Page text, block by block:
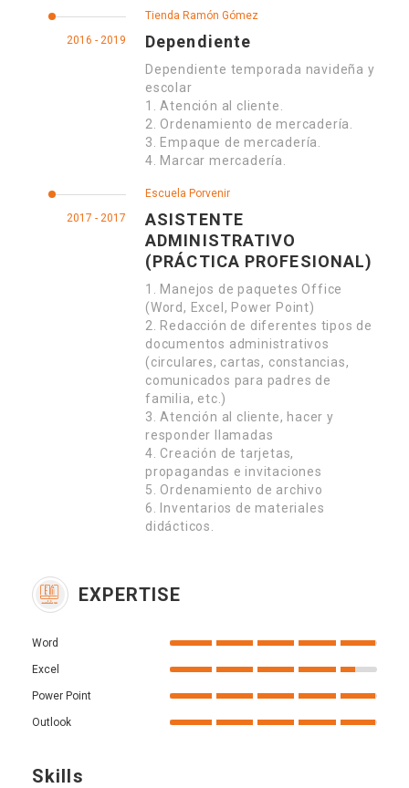
2016 - 2019
Tienda Ramón Gómez
Dependiente
Dependiente temporada navideña y
escolar
1. Atención al cliente.
2. Ordenamiento de mercadería.
3. Empaque de mercadería.
4. Marcar mercadería.
2017 - 2017
Escuela Porvenir
ASISTENTE
ADMINISTRATIVO
(PRÁCTICA PROFESIONAL)
1. Manejos de paquetes Office
(Word, Excel, Power Point)
2. Redacción de diferentes tipos de
documentos administrativos
(circulares, cartas, constancias,
comunicados para padres de
familia, etc.)
3. Atención al cliente, hacer y
responder llamadas
4. Creación de tarjetas,
propagandas e invitaciones
5. Ordenamiento de archivo
6. Inventarios de materiales
didácticos.
EXPERTISE
Word
Excel
Power Point
Outlook
Skills